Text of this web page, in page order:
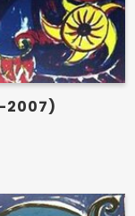
2007)